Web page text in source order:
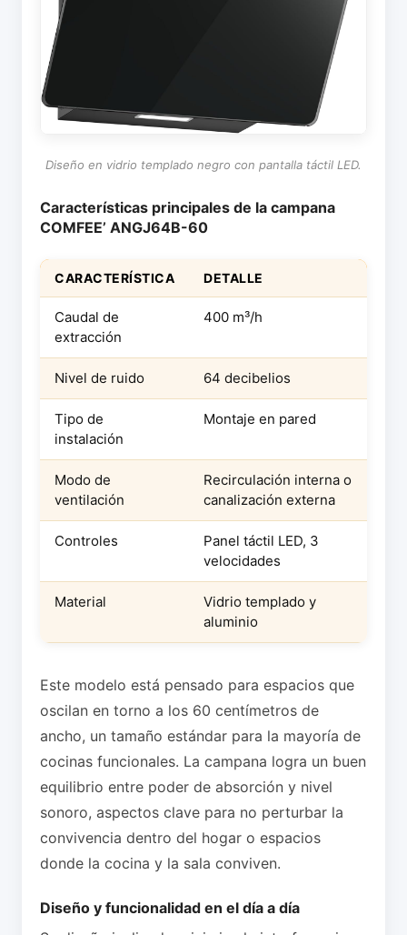
Diseño en vidrio templado negro con pantalla táctil LED.
Características principales de la campana
COMFEE’ ANGJ64B-60
CARACTERÍSTICA DETALLE
Caudal de
extracción
400 m³/h
Nivel de ruido 64 decibelios
Tipo de
instalación
Montaje en pared
Modo de
ventilación
Recirculación interna o
canalización externa
Controles
Panel táctil LED, 3
velocidades
Material
Vidrio templado y
aluminio
Este modelo está pensado para espacios que
oscilan en torno a los 60 centímetros de
ancho, un tamaño estándar para la mayoría de
cocinas funcionales. La campana logra un buen
equilibrio entre poder de absorción y nivel
sonoro, aspectos clave para no perturbar la
convivencia dentro del hogar o espacios
donde la cocina y la sala conviven.
Diseño y funcionalidad en el día a día